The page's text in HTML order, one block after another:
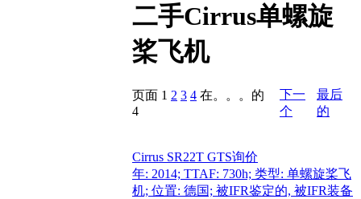
二手Cirrus单螺旋
桨飞机
页面 1 2 3 4 在。。。的
4
下一
个
最后
的
Cirrus SR22T GTS询价
年: 2014; TTAF: 730h; 类型: 单螺旋桨飞
机; 位置: 德国; 被IFR鉴定的, 被IFR装备